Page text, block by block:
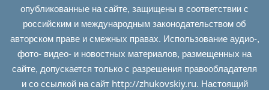
опубликованные на сайте, защищены в соответствии с
российским и международным законодательством об
авторском праве и смежных правах. Использование аудио-,
фото- видео- и новостных материалов, размещенных на
сайте, допускается только с разрешения правообладателя
и со ссылкой на сайт http://zhukovskiy.ru. Настоящий